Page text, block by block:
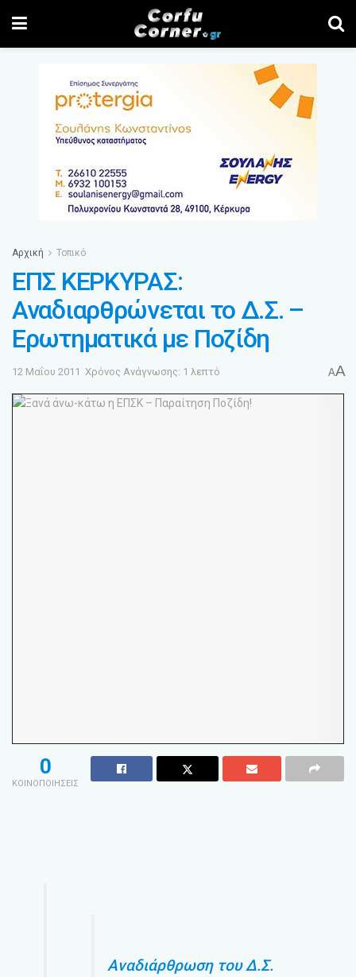
Αρχική Τοπικό
ΕΠΣ ΚΕΡΚΥΡΑΣ:
Αναδιαρθρώνεται το Δ.Σ. –
Ερωτηματικά με Ποζίδη
12 Μαΐου 2011 Χρόνος Ανάγνωσης: 1 λεπτό AA
0
ΚΟΙΝΟΠΟΙΗΣΕΙΣ
Αναδιάρθρωση του Δ.Σ.